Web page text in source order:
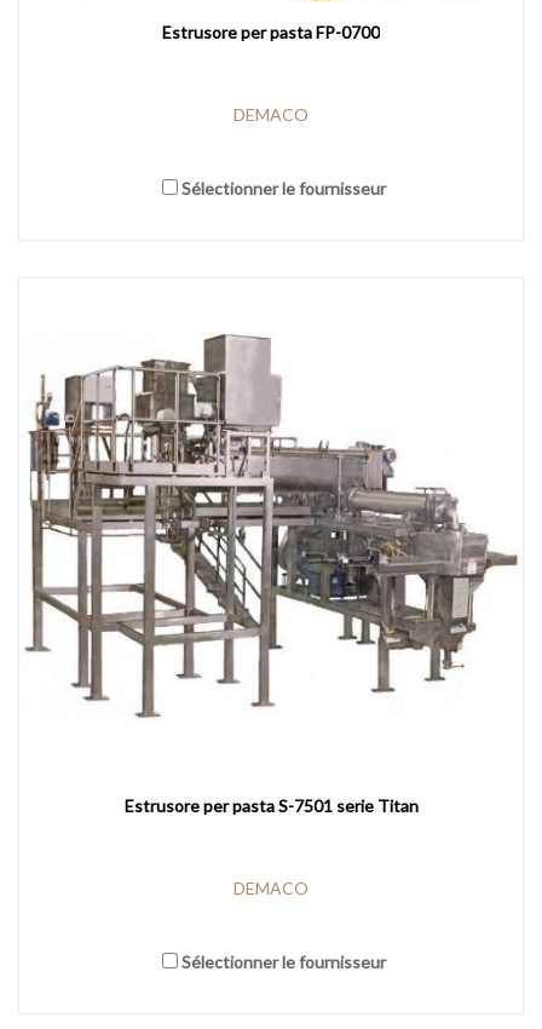
Estrusore per pasta FP-0700
DEMACO
Sélectionner le fournisseur
Estrusore per pasta S-7501 serie Titan
DEMACO
Sélectionner le fournisseur